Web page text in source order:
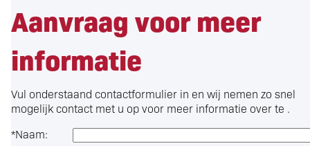
Aanvraag voor meer
informatie
Vul onderstaand contactformulier in en wij nemen zo snel
mogelijk contact met u op voor meer informatie overte .
*Naam: